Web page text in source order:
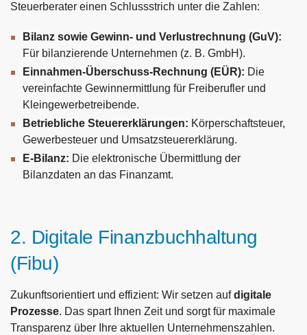
Steuerberater einen Schlussstrich unter die Zahlen:
Bilanz sowie Gewinn- und Verlustrechnung (GuV):
Für bilanzierende Unternehmen (z. B. GmbH).
Einnahmen-Überschuss-Rechnung (EÜR): Die
vereinfachte Gewinnermittlung für Freiberufler und
Kleingewerbetreibende.
Betriebliche Steuererklärungen: Körperschaftsteuer,
Gewerbesteuer und Umsatzsteuererklärung.
E-Bilanz: Die elektronische Übermittlung der
Bilanzdaten an das Finanzamt.
2. Digitale Finanzbuchhaltung
(Fibu)
Zukunftsorientiert und effizient: Wir setzen aufdigitale
Prozesse. Das spart Ihnen Zeit und sorgt für maximale
Transparenz über Ihre aktuellen Unternehmenszahlen.